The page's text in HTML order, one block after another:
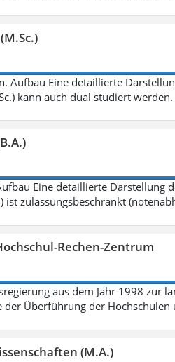
Aufbau Eine detaillierte
kann auch dual studiert
Eine detaillierte Darstellung
ist zulassungsbeschränkt
Rechen-Zentrum
aus dem Jahr 1998 zur
der Überführung der
(M.A.)